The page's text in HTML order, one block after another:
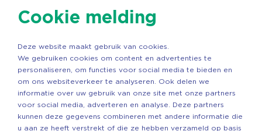
Rek.nr: NL85RABO0127579230
Copyright ©2026 Vechtgenoten
Cookie melding
Deze website maakt gebruik van cookies.
We gebruiken cookies om content en advertenties te
personaliseren, om functies voor social media te bieden en
om ons websiteverkeer te analyseren. Ook delen we
informatie over uw gebruik van onze site met onze partners
voor social media, adverteren en analyse. Deze partners
kunnen deze gegevens combineren met andere informatie die
u aan ze heeft verstrekt of die ze hebben verzameld op basis